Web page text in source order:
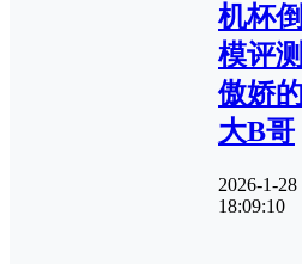
机杯倒
模评
傲娇的
大B哥
2026-1-28
18:09:10